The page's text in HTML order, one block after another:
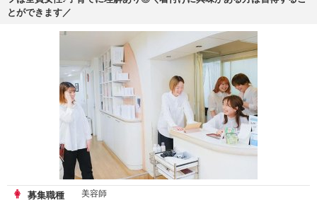
とができます／
募集職種 美容師